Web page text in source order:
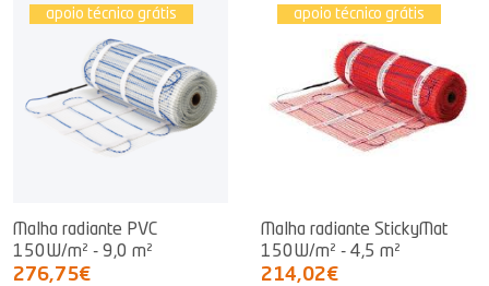
apoio técnico grátis
Malha radiante PVC
150W/m² - 9,0 m²
276,75€
apoio técnico grátis
Malha radiante StickyMat
150W/m² - 4,5 m²
214,02€